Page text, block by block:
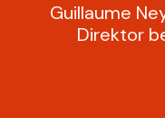
Guillaume
Direktor